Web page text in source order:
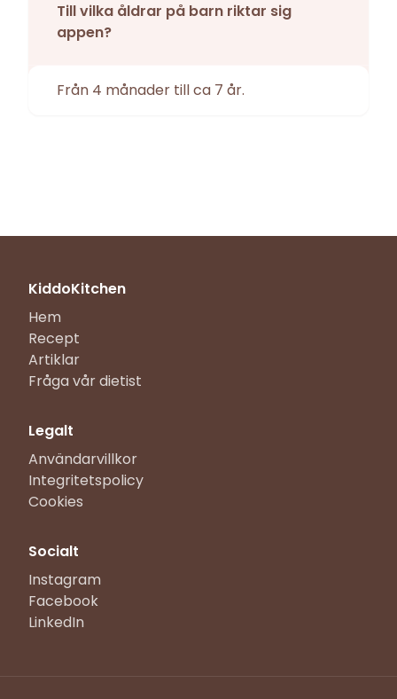
Till vilka åldrar på barn riktar sig
appen?
Från 4 månader till ca 7 år.
KiddoKitchen
Hem
Recept
Artiklar
Fråga vår dietist
Legalt
Användarvillkor
Integritetspolicy
Cookies
Socialt
Instagram
Facebook
LinkedIn